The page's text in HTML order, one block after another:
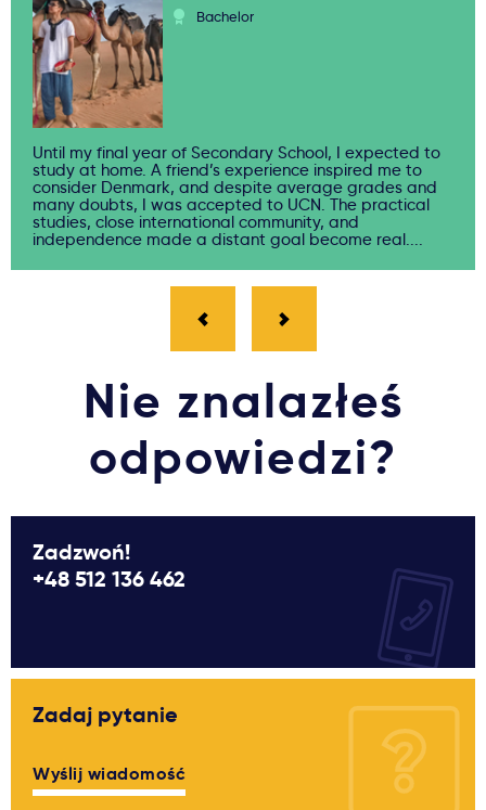
Bachelor
Until my final year of Secondary School, I expected to
study at home. A friend’s experience inspired me to
consider Denmark, and despite average grades and
many doubts, I was accepted to UCN. The practical
studies, close international community, and
independence made a distant goal become real....
Nie znalazłeś
odpowiedzi?
Zadzwoń!
+48 512 136 462
Zadaj pytanie
Wyślij wiadomość